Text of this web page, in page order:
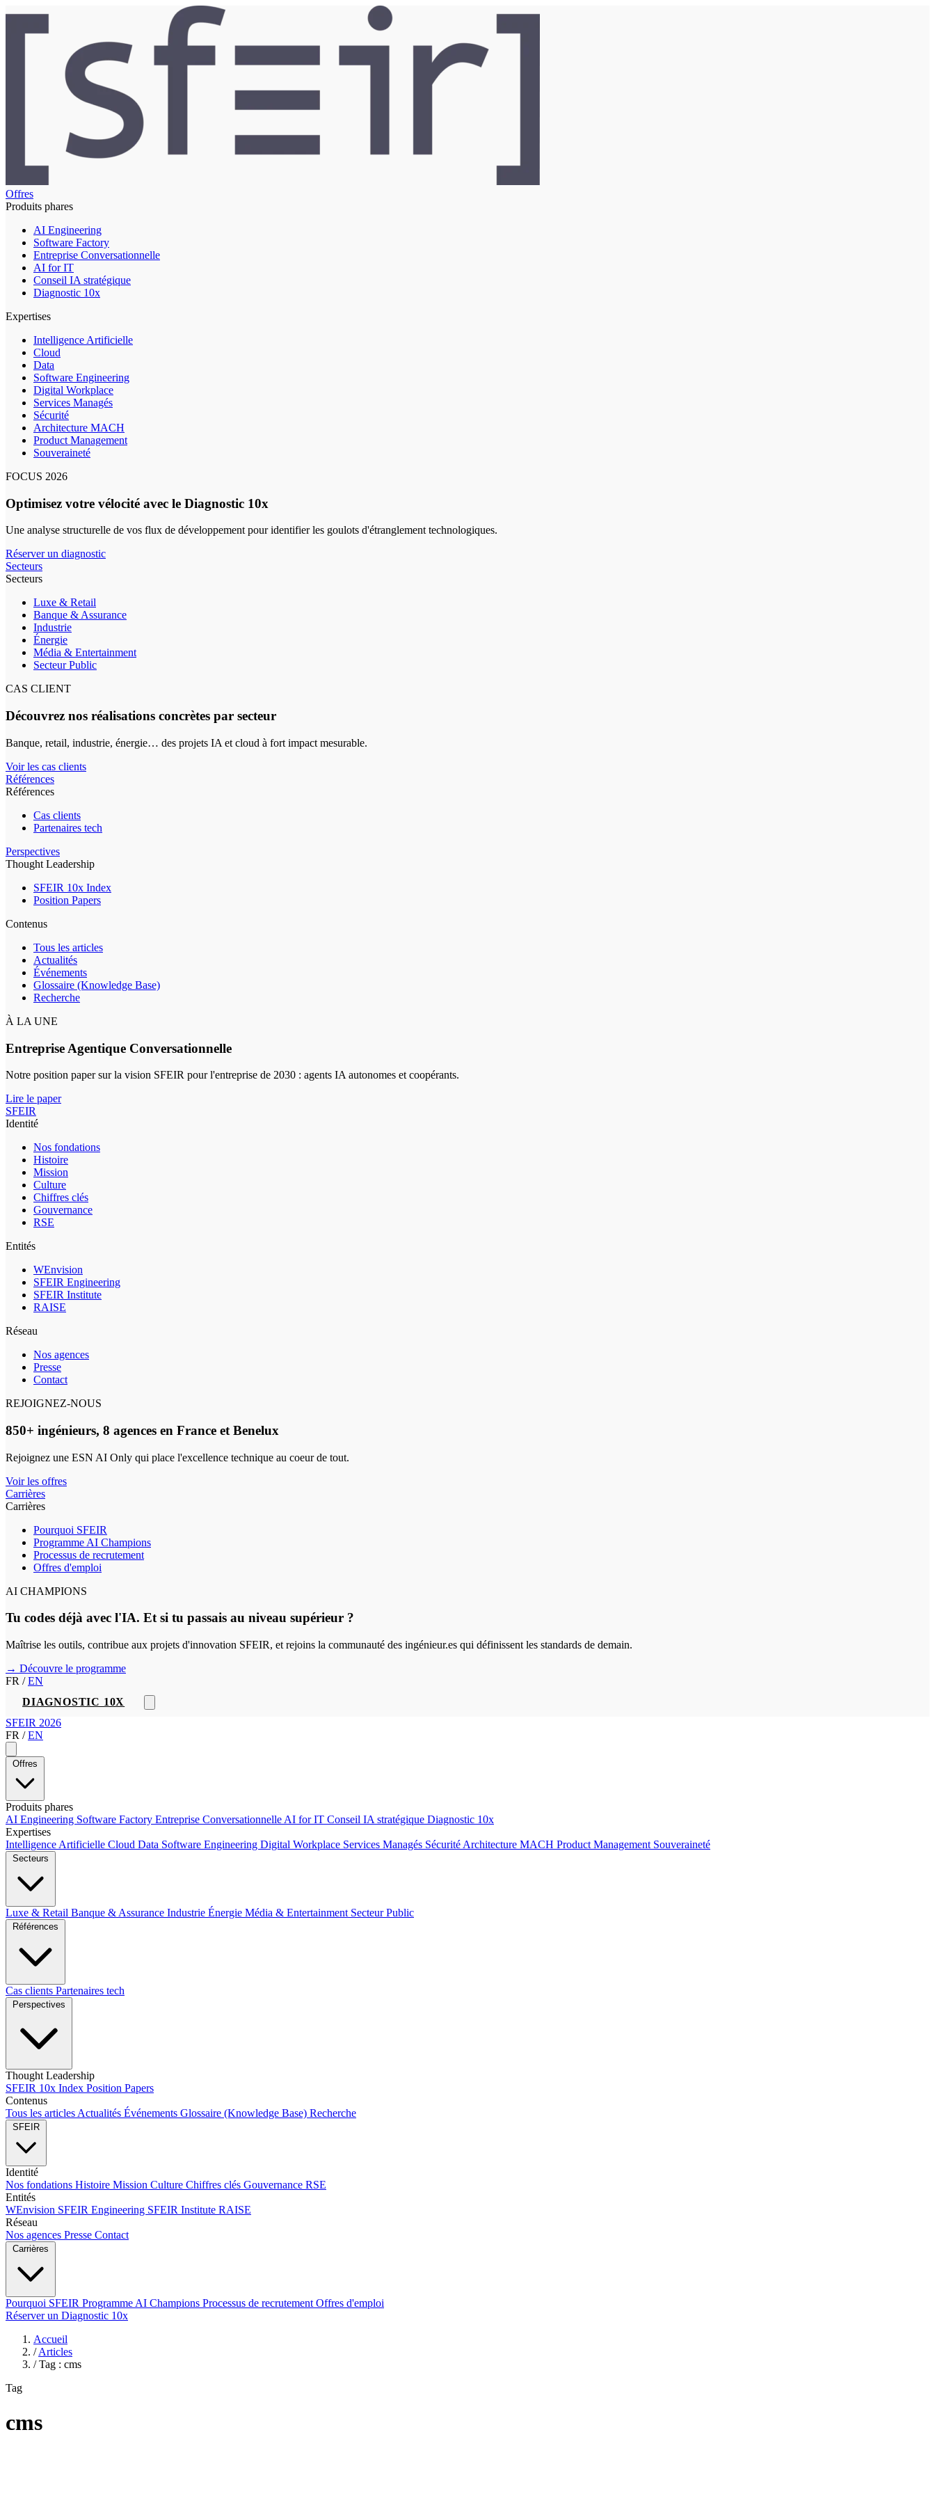
Offres
Produits phares
AI Engineering
Software Factory
Entreprise Conversationnelle
AI for IT
Conseil IA stratégique
Diagnostic 10x
Expertises
Intelligence Artificielle
Cloud
Data
Software Engineering
Digital Workplace
Services Managés
Sécurité
Architecture MACH
Product Management
Souveraineté
FOCUS 2026
Optimisez votre vélocité avec le Diagnostic 10x
Une analyse structurelle de vos flux de développement pour identifier les goulots d'étranglement technologiques.
Réserver un diagnostic
Secteurs
Secteurs
Luxe & Retail
Banque & Assurance
Industrie
Énergie
Média & Entertainment
Secteur Public
CAS CLIENT
Découvrez nos réalisations concrètes par secteur
Banque, retail, industrie, énergie… des projets IA et cloud à fort impact mesurable.
Voir les cas clients
Références
Références
Cas clients
Partenaires tech
Perspectives
Thought Leadership
SFEIR 10x Index
Position Papers
Contenus
Tous les articles
Actualités
Événements
Glossaire (Knowledge Base)
Recherche
À LA UNE
Entreprise Agentique Conversationnelle
Notre position paper sur la vision SFEIR pour l'entreprise de 2030 : agents IA autonomes et coopérants.
Lire le paper
SFEIR
Identité
Nos fondations
Histoire
Mission
Culture
Chiffres clés
Gouvernance
RSE
Entités
WEnvision
SFEIR Engineering
SFEIR Institute
RAISE
Réseau
Nos agences
Presse
Contact
REJOIGNEZ-NOUS
850+ ingénieurs, 8 agences en France et Benelux
Rejoignez une ESN AI Only qui place l'excellence technique au coeur de tout.
Voir les offres
Carrières
Carrières
Pourquoi SFEIR
Programme AI Champions
Processus de recrutement
Offres d'emploi
AI CHAMPIONS
Tu codes déjà avec l'IA. Et si tu passais au niveau supérieur ?
Maîtrise les outils, contribue aux projets d'innovation SFEIR, et rejoins la communauté des ingénieur.es qui définissent les standards de demain.
→ Découvre le programme
FR / EN
DIAGNOSTIC 10X
SFEIR 2026
FR / EN
Offres
Produits phares
AI Engineering Software Factory Entreprise Conversationnelle AI for IT Conseil IA stratégique Diagnostic 10x
Expertises
Intelligence Artificielle Cloud Data Software Engineering Digital Workplace Services Managés Sécurité Architecture MACH Product Management Souveraineté
Secteurs
Luxe & Retail Banque & Assurance Industrie Énergie Média & Entertainment Secteur Public
Références
Cas clients Partenaires tech
Perspectives
Thought Leadership
SFEIR 10x Index Position Papers
Contenus
Tous les articles Actualités Événements Glossaire (Knowledge Base) Recherche
SFEIR
Identité
Nos fondations Histoire Mission Culture Chiffres clés Gouvernance RSE
Entités
WEnvision SFEIR Engineering SFEIR Institute RAISE
Réseau
Nos agences Presse Contact
Carrières
Pourquoi SFEIR Programme AI Champions Processus de recrutement Offres d'emploi
Réserver un Diagnostic 10x
Accueil
/ Articles
/ Tag : cms
Tag
cms